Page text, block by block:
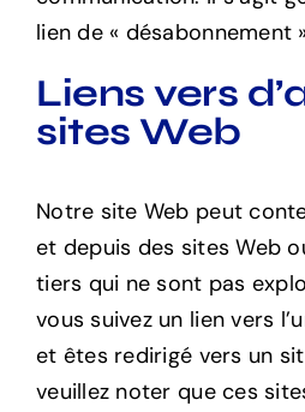
lien de « désabonnement
Liens vers
sites Web
Notre site Web peut
et depuis des sites Web
tiers qui ne sont pas
vous suivez un lien vers
et êtes redirigé vers un
veuillez noter que ces